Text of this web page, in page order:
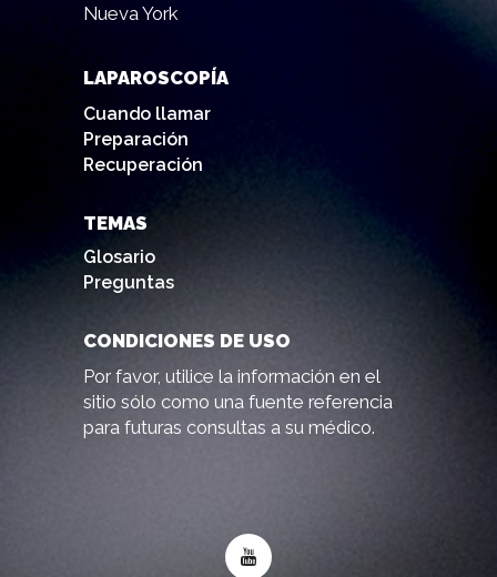
Nueva York
LAPAROSCOPÍA
Cuando llamar
Preparación
Recuperación
TEMAS
Glosario
Preguntas
CONDICIONES DE USO
Por favor, utilice la información en el
sitio sólo como una fuente referencia
para futuras consultas a su médico.